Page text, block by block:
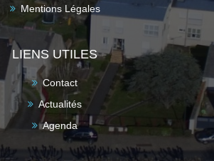
Mentions Légales
LIENS UTILES
Contact
Actualités
Agenda